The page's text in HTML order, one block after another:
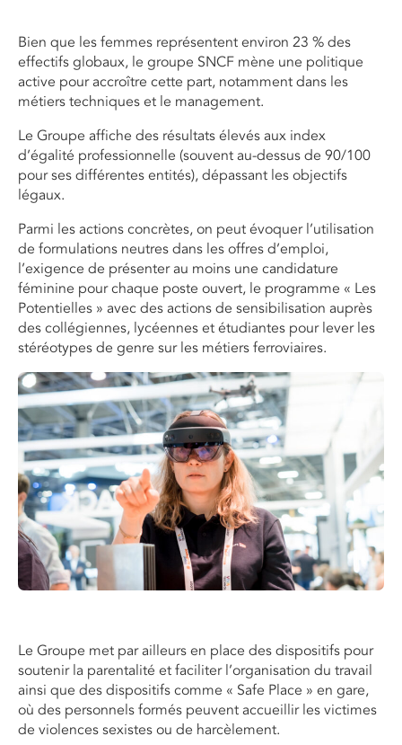
Bien que les femmes représentent environ 23 % des
effectifs globaux, le groupe SNCF mène une politique
active pour accroître cette part, notamment dans les
métiers techniques et le management.
Le Groupe affiche des résultats élevés aux index
d’égalité professionnelle (souvent au-dessus de 90/100
pour ses différentes entités), dépassant les objectifs
légaux.
Parmi les actions concrètes, on peut évoquer l’utilisation
de formulations neutres dans les offres d’emploi,
l’exigence de présenter au moins une candidature
féminine pour chaque poste ouvert, le programme « Les
Potentielles » avec des actions de sensibilisation auprès
des collégiennes, lycéennes et étudiantes pour lever les
stéréotypes de genre sur les métiers ferroviaires.
Le Groupe met par ailleurs en place des dispositifs pour
soutenir la parentalité et faciliter l’organisation du travail
ainsi que des dispositifs comme « Safe Place » en gare,
où des personnels formés peuvent accueillir les victimes
de violences sexistes ou de harcèlement.